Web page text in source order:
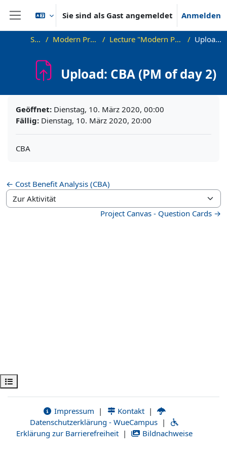
Zum Hauptinhalt
Website-Übersicht
Sie sind als Gast angemeldet Anmelden
Kursindex öffnen
Startseite Modern Project Management in ICT, HUST Lecture "Modern Project Management in ICT", HUST, Hanoi, 2023 Upload: CBA (PM of day 2)
Upload: CBA (PM of day 2)
Geöffnet: Dienstag, 10. März 2020, 00:00
Fällig: Dienstag, 10. März 2020, 20:00
CBA
← Cost Benefit Analysis (CBA)
Zur Aktivität
Project Canvas - Question Cards →
Impressum | Kontakt |
Datenschutzerklärung - WueCampus |
Erklärung zur Barrierefreiheit | Bildnachweise